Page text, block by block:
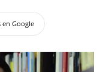
en Google